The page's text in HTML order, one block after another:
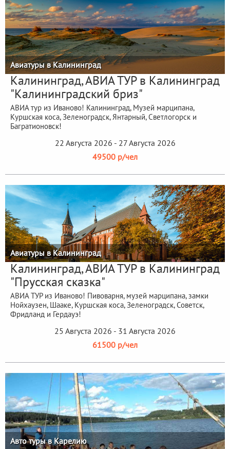
Авиатуры в Калининград
Калининград, АВИА ТУР в Калининград
"Калининградский бриз"
АВИА тур из Иваново! Калининград, Музей марципана,
Куршская коса, Зеленоградск, Янтарный, Светлогорск и
Багратионовск!
22 Августа 2026 - 27 Августа 2026
49500 р/чел
Авиатуры в Калининград
Калининград, АВИА ТУР в Калининград
"Прусская сказка"
АВИА ТУР из Иваново! Пивоварня, музей марципана, замки
Нойхаузен, Шааке, Куршская коса, Зеленоградск, Советск,
Фридланд и Гердауэ!
25 Августа 2026 - 31 Августа 2026
61500 р/чел
Авто туры в Карелию